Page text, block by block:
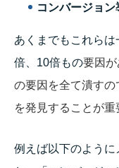
コンバージョ
あくまでもこれら
倍、10倍もの要因
の要因を全て潰すの
を発見することが重
例えば以下のよう